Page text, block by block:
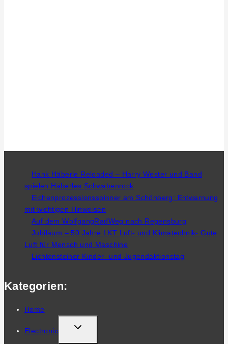
Hank Häberle Reloaded – Harry Wester und Band
spielen Häberles Schwabenrock
Eichenprozessionsspinner am Schönberg: Entwarnung
mit wichtigen Hinweisen
Auf dem WolfgangRadWeg nach Regensburg
Jubiläum – 50 Jahre LKT Luft- und Klimatechnik- Gute
Luft für Mensch und Maschine
Lichtensteiner Kinder- und Jugendaktionstag
Kategorien:
Home
Electronic
TOGGLE
CHILD